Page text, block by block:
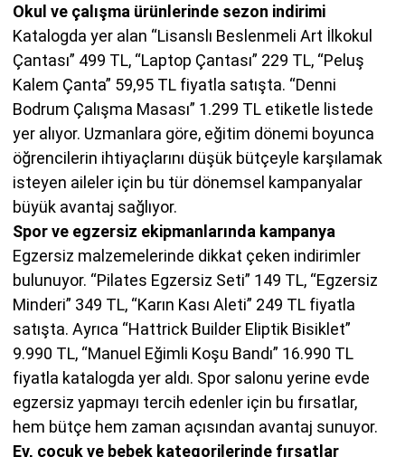
Okul ve çalışma ürünlerinde sezon indirimi
Katalogda yer alan “Lisanslı Beslenmeli Art İlkokul
Çantası” 499 TL, “Laptop Çantası” 229 TL, “Peluş
Kalem Çanta” 59,95 TL fiyatla satışta. “Denni
Bodrum Çalışma Masası” 1.299 TL etiketle listede
yer alıyor. Uzmanlara göre, eğitim dönemi boyunca
öğrencilerin ihtiyaçlarını düşük bütçeyle karşılamak
isteyen aileler için bu tür dönemsel kampanyalar
büyük avantaj sağlıyor.
Spor ve egzersiz ekipmanlarında kampanya
Egzersiz malzemelerinde dikkat çeken indirimler
bulunuyor. “Pilates Egzersiz Seti” 149 TL, “Egzersiz
Minderi” 349 TL, “Karın Kası Aleti” 249 TL fiyatla
satışta. Ayrıca “Hattrick Builder Eliptik Bisiklet”
9.990 TL, “Manuel Eğimli Koşu Bandı” 16.990 TL
fiyatla katalogda yer aldı. Spor salonu yerine evde
egzersiz yapmayı tercih edenler için bu fırsatlar,
hem bütçe hem zaman açısından avantaj sunuyor.
Ev, çocuk ve bebek kategorilerinde fırsatlar